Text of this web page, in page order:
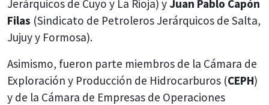
Jerárquicos de Cuyo y La Rioja) y Juan Pablo Capón
Filas (Sindicato de Petroleros Jerárquicos de Salta,
Jujuy y Formosa).
Asimismo, fueron parte miembros de la Cámara de
Exploración y Producción de Hidrocarburos (CEPH)
y de la Cámara de Empresas de Operaciones